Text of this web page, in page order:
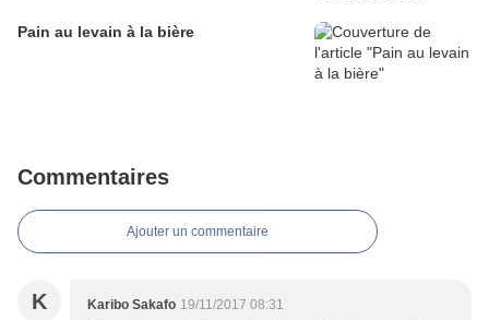
Pain au levain à la bière
Commentaires
Ajouter un commentaire
K Karibo Sakafo 19/11/2017 08:31